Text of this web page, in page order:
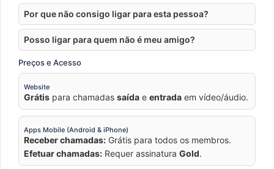
Por que não consigo ligar para esta pessoa?
Posso ligar para quem não é meu amigo?
Preços e Acesso
Website
Grátis para chamadas saída e entrada em vídeo/áudio.
Apps Mobile (Android & iPhone)
Receber chamadas: Grátis para todos os membros.
Efetuar chamadas: Requer assinatura Gold.